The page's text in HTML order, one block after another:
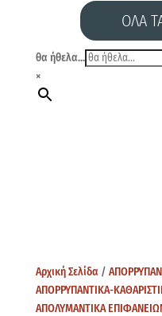
ΟΛΑ
θα ήθελα...
×
Αρχική Σελίδα /
ΑΠΟΡΡΥΠΑΝΤΙΚΑ-
ΑΠΟΛΥΜΑΝΤΙΚΑ